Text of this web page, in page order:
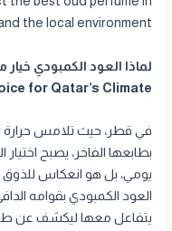
the local environment.
for Qatar’s Climate
في قطر، حيث تلامس
بطابعها الفاخر، يصبح
يومي، بل هو انعكاس للذوق
العود الكمبودي بقوامه
يتفاعل معها ليكشف عن